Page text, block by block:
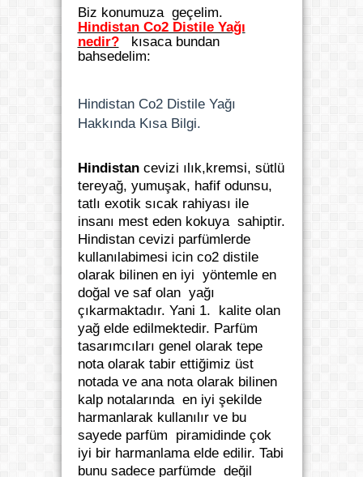
Biz konumuza geçelim.
Hindistan Co2 Distile Yağı
nedir?kısaca bundan
bahsedelim:
Hindistan Co2 Distile Yağı
Hakkında Kısa Bilgi.
Hindistancevizi ılık,kremsi, sütlü
tereyağ, yumuşak, hafif odunsu,
tatlı exotik sıcak rahiyası ile
insanı mest eden kokuya sahiptir.
Hindistan cevizi parfümlerde
kullanılabimesi icin co2 distile
olarak bilinen en iyi yöntemle en
doğal ve saf olan yağı
çıkarmaktadır. Yani 1. kalite olan
yağ elde edilmektedir. Parfüm
tasarımcıları genel olarak tepe
nota olarak tabir ettiğimiz üst
notada ve ana nota olarak bilinen
kalp notalarında en iyi şekilde
harmanlarak kullanılır ve bu
sayede parfüm piramidinde çok
iyi bir harmanlama elde edilir. Tabi
bunu sadece parfümde değil